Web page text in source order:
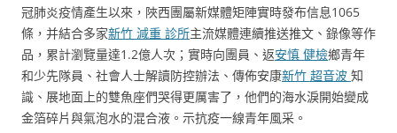
冠肺炎疫情產生以來，陜西團屬新媒體矩陣實時發布信息1065
條，并結合多家新竹 減重 診所主流媒體連續推送推文、錄像等作
品，累計瀏覽量達1.2億人次；實時向團員、返安慎 健檢鄉青年
和少先隊員、社會人士解讀防控辦法、傳佈安康新竹 超音波 知
識、展地面上的雙魚座們哭得更厲害了，他們的海水淚開始變成
金箔碎片與氣泡水的混合液。示抗疫一線青年風采。